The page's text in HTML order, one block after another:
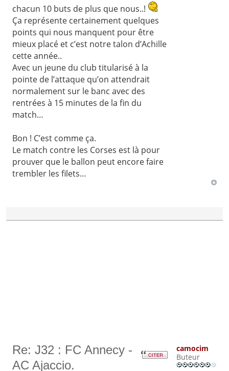
chacun 10 buts de plus que nous..!
Ça représente certainement quelques
points qui nous manquent pour être
mieux placé et c’est notre talon d’Achille
cette année..
Avec un jeune du club titularisé à la
pointe de l’attaque qu’on attendrait
normalement sur le banc avec des
rentrées à 15 minutes de la fin du
match…
Bon ! C’est comme ça.
Le match contre les Corses est là pour
prouver que le ballon peut encore faire
trembler les filets…
Re: J32 : FC Annecy -
AC Ajaccio.
camocim
Buteur